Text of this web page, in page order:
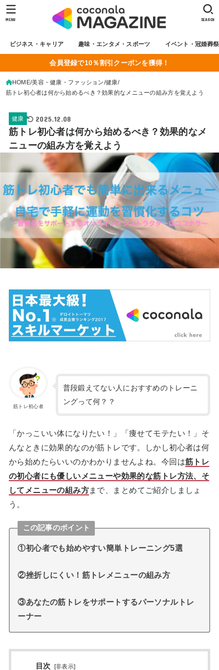
ビジネス・キャリア 趣味・エンタメ・スポーツ イベント・冠婚葬祭
SEARCH
MENU
会員登録で10％割引クーポンを獲得！
HOME 美容・健康・ファッション 健康
筋トレ初心者は何から始めるべき？効果的なメニューの組み方を覚えよう
健康 2025.12.08
筋トレ初心者は何から始めるべき？効果的なメ
ニューの組み方を覚えよう
筋トレ初心者
普段鍛えてない人におすすめのトレーニ
ングって何？？
「かっこいい体になりたい！」「痩せてモテたい！」そ
んなときに効果的なのが筋トレです。しかし初心者は何
から始めたらいいのかわかりませんよね。今回は筋トレ
の初心者にも優しいメニューや効果的な筋トレ方法、そ
してメニューの組み方まで、まとめてご紹介しましょ
う。
この記事のポイント
①初心者でも始めやすい簡単トレーニング5選
②挫折しにくい！筋トレメニューの組み方
③あなたの筋トレをサポートするパーソナルトレ
ーナー
目次 [非表示]